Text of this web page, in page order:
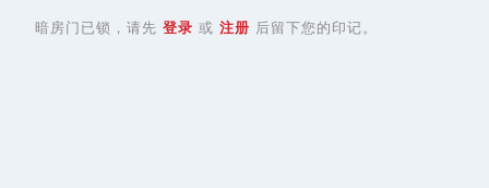
暗房门已锁，请先 登录 或 注册 后留下您的印记。